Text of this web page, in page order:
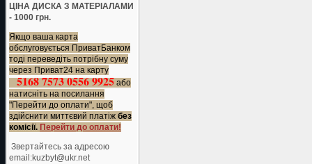
ЦІНА ДИСКА З МАТЕРІАЛАМИ
- 1000 грн.
Якщо ваша карта
обслуговується ПриватБанком
тоді переведіть потрібну суму
через Приват24 на карту
5168 7573 0556 9925 або
натисніть на посилання
"Перейти до оплати", щоб
здійснити миттєвий платіж без
комісії. Перейти до оплати!
Звертайтесь за адресою
еmail:kuzbyt@ukr.net